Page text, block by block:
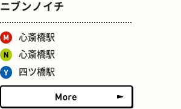
ニブンノイチ
心斎橋駅
心斎橋駅
四ツ橋駅